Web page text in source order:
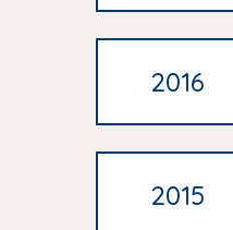
2016
2015